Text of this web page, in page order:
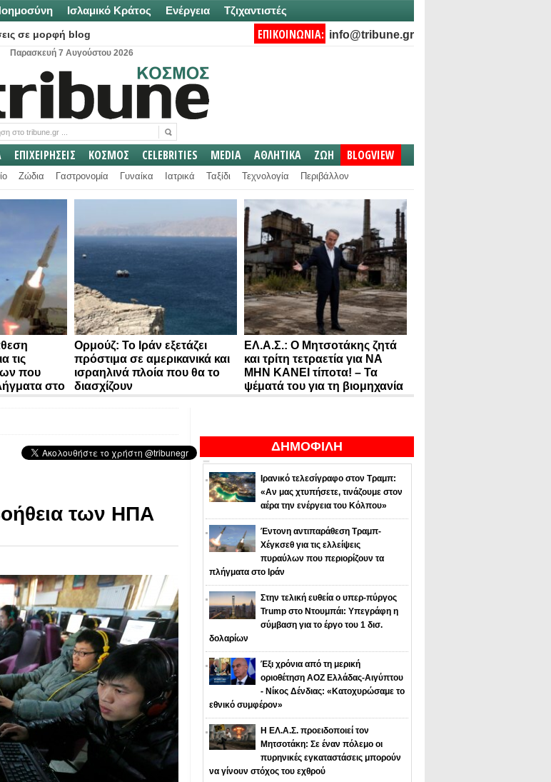
Ισλαμικό Κράτος Ενέργεια Τζιχαντιστές
σε μορφή blog ΕΠΙΚΟΙΝΩΝΙΑ: info@tribune.gr
Παρασκευή 7 Αυγούστου 2026
ΕΠΙΧΕΙΡΗΣΕΙΣ ΚΟΣΜΟΣ CELEBRITIES MEDIA ΑΘΛΗΤΙΚΑ ΖΩΗ BLOGVIEW
Ζώδια Γαστρονομία Γυναίκα Ιατρικά Ταξίδι Τεχνολογία Περιβάλλον
τις
που
στο
Ορμούζ: Το Ιράν εξετάζει
πρόστιμα σε αμερικανικά και
ισραηλινά πλοία που θα το
διασχίζουν
ΕΛ.Α.Σ.: Ο Μητσοτάκης ζητά
και τρίτη τετραετία για ΝΑ
ΜΗΝ ΚΑΝΕΙ τίποτα! – Τα
ψέματά του για τη βιομηχανία
ΔΗΜΟΦΙΛΗ
Ιρανικό τελεσίγραφο στον Τραμπ:
«Αν μας χτυπήσετε, τινάζουμε στον
αέρα την ενέργεια του Κόλπου»
Έντονη αντιπαράθεση Τραμπ-
Χέγκσεθ για τις ελλείψεις
πυραύλων που περιορίζουν τα
πλήγματα στο Ιράν
Στην τελική ευθεία ο υπερ-πύργος
Trump στο Ντουμπάι: Υπεγράφη η
σύμβαση για το έργο του 1 δισ.
δολαρίων
Έξι χρόνια από τη μερική
οριοθέτηση ΑΟΖ Ελλάδας-Αιγύπτου
- Νίκος Δένδιας: «Κατοχυρώσαμε το
εθνικό συμφέρον»
Η ΕΛ.Α.Σ. προειδοποιεί τον
Μητσοτάκη: Σε έναν πόλεμο οι
πυρηνικές εγκαταστάσεις μπορούν
να γίνουν στόχος του εχθρού
των ΗΠΑ